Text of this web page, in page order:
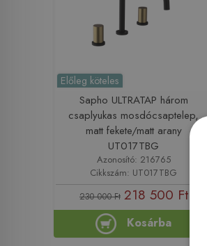
Előleg köteles
Sapho ULTRATAP három
csaplyukas mosdócsaptelep,
matt fekete/matt arany
UT017TBG
Azonosító: 216765
Cikkszám: UT017TBG
230 000 Ft 218 500 Ft
Kosárba